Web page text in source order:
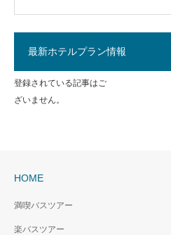
最新ホテルプラン情報
登録されている記事はご
ざいません。
HOME
満喫バスツアー
楽バスツアー